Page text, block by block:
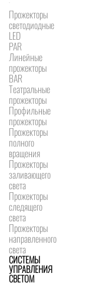
Прожекторы
светодиодные
LED
PAR
Линейные
прожекторы
BAR
Театральные
прожекторы
Профильные
прожекторы
Прожекторы
полного
вращения
Прожекторы
заливающего
света
Прожекторы
следящего
света
Прожекторы
направленного
света
СИСТЕМЫ
УПРАВЛЕНИЯ
СВЕТОМ